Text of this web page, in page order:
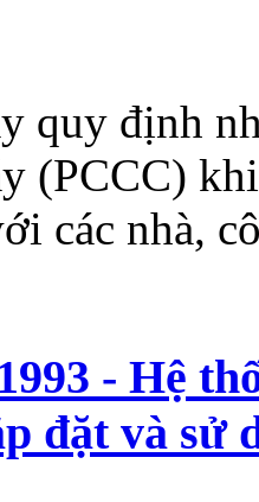
quy định
(PCCC)
các nhà,
- Hệ
đặt và sử